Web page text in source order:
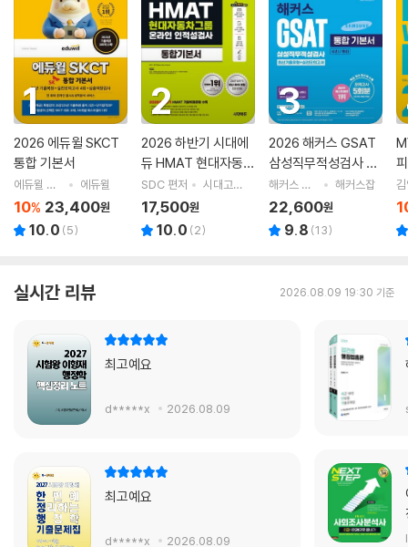
1
2026 에듀윌 SKCT
통합 기본서
에듀윌 취업연구소 편저 에듀윌
10% 23,400원
10.0 (5)
2
2026 하반기 시대에
듀 HMAT 현대자동차
그룹 인적성검사 통합
기본서
SDC 편저 시대고시기획 시대교육
17,500원
10.0 (2)
3
2026 해커스 GSAT
삼성직무적성검사 통
합 기본서 최신기출유
형+실전모의고사 (수
리/추리)
해커스 GSAT 취업교육연구소 저 해커스잡
22,600원
9.8 (13)
실시간 리뷰 2026.08.09 19:30 기준
최고예요
d*****x 2026.08.09
최고예요
d*****x 2026.08.09